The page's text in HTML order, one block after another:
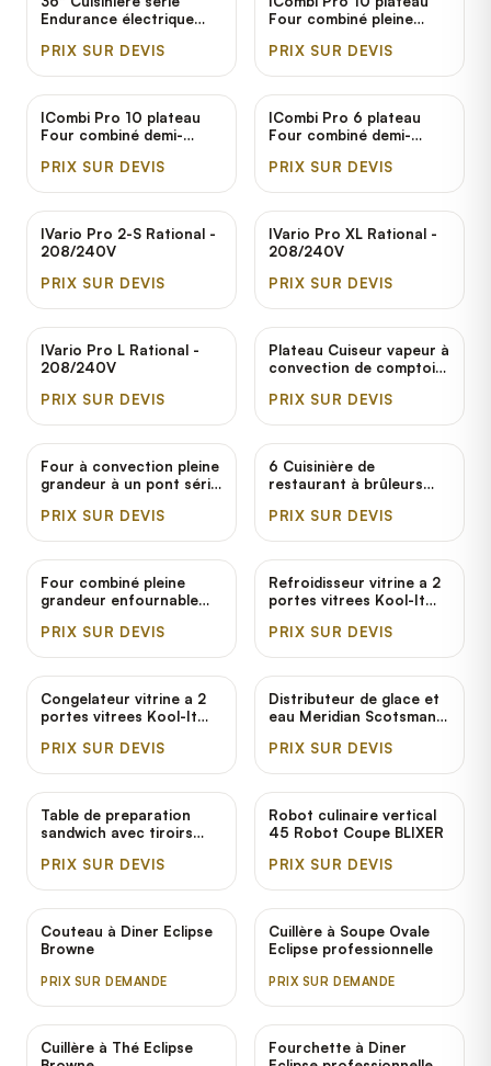
Endurance électrique
françaises et base four
PRIX SUR DEVIS
Four combiné pleine
Rational - 208/240V, 3
PRIX SUR DEVIS
ICombi Pro 10 plateau
Four combiné demi-
Rational - 208/240V, 3
PRIX SUR DEVIS
ICombi Pro 6 plateau
Four combiné demi-
Rational - 208/240V, 3
PRIX SUR DEVIS
IVario Pro 2-S Rational -
208/240V
PRIX SUR DEVIS
IVario Pro XL Rational -
208/240V
PRIX SUR DEVIS
IVario Pro L Rational -
208/240V
PRIX SUR DEVIS
Plateau Cuiseur vapeur à
convection de comptoir
22CET6.1 - 208V, 3
PRIX SUR DEVIS
Four à convection pleine
grandeur à un pont série
Garland US Range
PRIX SUR DEVIS
6 Cuisinière de
restaurant à brûleurs
électrique avec four
PRIX SUR DEVIS
Four combiné pleine
grandeur enfournable
électrique avec
Phase, 66.4 kW
PRIX SUR DEVIS
Refroidisseur vitrine a 2
portes vitrees Kool-It
PRIX SUR DEVIS
Congelateur vitrine a 2
portes vitrees Kool-It
PRIX SUR DEVIS
Distributeur de glace et
eau Meridian Scotsman
PRIX SUR DEVIS
Table de preparation
sandwich avec tiroirs
PRIX SUR DEVIS
Robot culinaire vertical
45 Robot Coupe BLIXER
PRIX SUR DEVIS
Couteau à Diner Eclipse
Browne
PRIX SUR DEMANDE
Cuillère à Soupe Ovale
Eclipse professionnelle
PRIX SUR DEMANDE
Cuillère à Thé Eclipse
Fourchette à Diner